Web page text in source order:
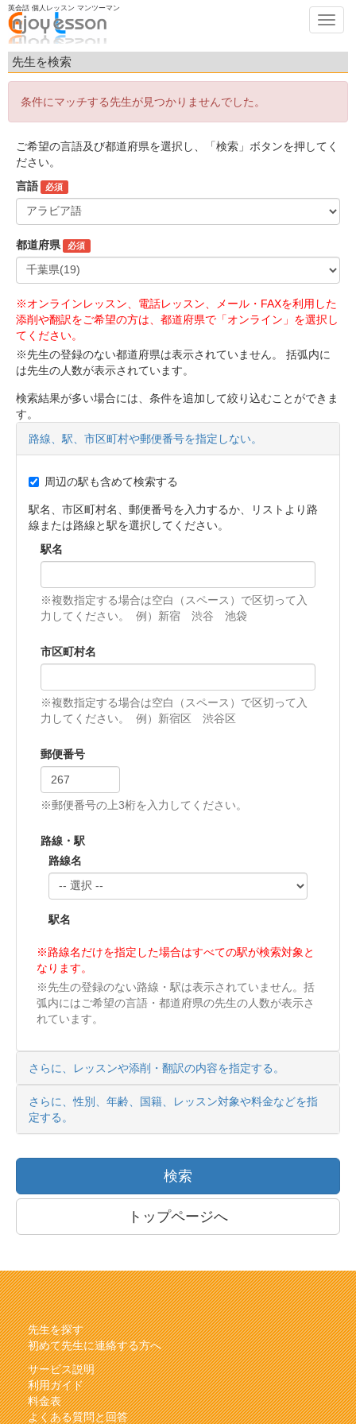
英会話 個人レッスン マンツーマン
先生を検索
条件にマッチする先生が見つかりませんでした。
ご希望の言語及び都道府県を選択し、「検索」ボタンを押してく
ださい。
言語
必須
都道府県 必須
※オンラインレッスン、電話レッスン、メール・FAXを利用した
添削や翻訳をご希望の方は、都道府県で「オンライン」を選択し
てください。
※先生の登録のない都道府県は表示されていません。 括弧内に
は先生の人数が表示されています。
検索結果が多い場合には、条件を追加して絞り込むことができま
す。
路線、駅、市区町村や郵便番号を指定しない。
周辺の駅も含めて検索する
駅名、市区町村名、郵便番号を入力するか、リストより路
線または路線と駅を選択してください。
駅名
※複数指定する場合は空白（スペース）で区切って入
力してください。 例）新宿 渋谷 池袋
市区町村名
※複数指定する場合は空白（スペース）で区切って入
力してください。 例）新宿区 渋谷区
郵便番号
※郵便番号の上3桁を入力してください。
路線・駅
路線名
駅名
※路線名だけを指定した場合はすべての駅が検索対象と
なります。
※先生の登録のない路線・駅は表示されていません。括
弧内にはご希望の言語・都道府県の先生の人数が表示さ
れています。
さらに、レッスンや添削・翻訳の内容を指定する。
さらに、性別、年齢、国籍、レッスン対象や料金などを指
定する。
検索
トップページへ
先生を探す
初めて先生に連絡する方へ
サービス説明
利用ガイド
料金表
よくある質問と回答